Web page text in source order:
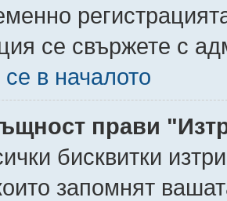
се свържете с
в началото
прави
бисквитки
запомнят